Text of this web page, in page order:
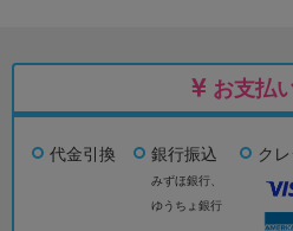
お支払
代金引換 銀行振込
みずほ銀行、
ゆうちょ銀行
ク